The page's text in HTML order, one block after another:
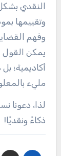
النقدي
وتقييمها
وفهم
يمكن القول
أكاديمية؛
مليء
لذا، دعونا
ذكاءً ونقديًا!